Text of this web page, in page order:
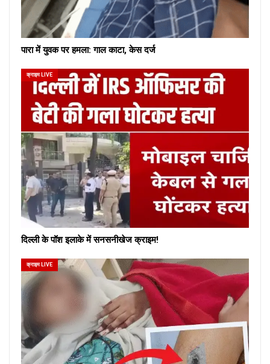
पारा में युवक पर हमला: गाल काटा, केस दर्ज
क्राइम LIVE
दिल्ली के पॉश इलाके में सनसनीखेज क्राइम!
क्राइम LIVE